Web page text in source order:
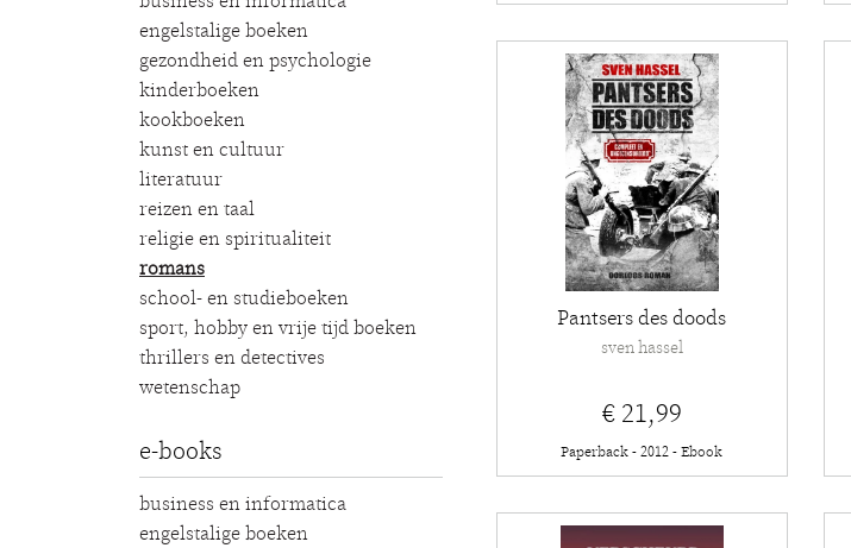
engelstalige boeken
gezondheid en psychologie
kinderboeken
kookboeken
kunst en cultuur
literatuur
reizen en taal
religie en spiritualiteit
romans
school- en studieboeken
sport, hobby en vrije tijd boeken
thrillers en detectives
wetenschap
e-books
business en informatica
engelstalige boeken
Pantsers des doods
sven hassel
€ 21,99
Paperback - 2012 - Ebook